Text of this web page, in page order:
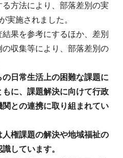
方法により、部落差別の実
実施されました。
果を参考にするほか、差別
収集等により、部落差別の
日常生活上の困難な課題に
に、課題解決に向けて行政
との連携に取り組まれてい
権課題の解決や地域福祉の
しています。